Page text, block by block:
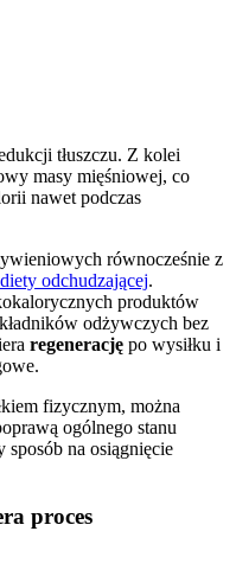
tłuszczu. Z kolei
masy mięśniowej, co
nawet podczas
równocześnie z
odchudzającej.
produktów
odżywczych bez
regenerację po wysiłku i
fizycznym, można
ogólnego stanu
sposób na osiągnięcie
proces